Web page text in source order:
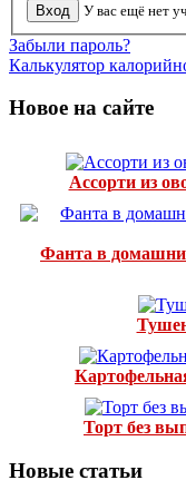
У вас ещё нет
Забыли пароль?
Калькулятор
Новое на сайте
Ассорти из
Фанта в
Торт без
Новые статьи